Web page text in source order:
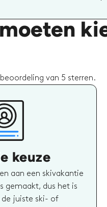
van 5 sterren.
keuze
aan een skivakantie
gemaakt, dus het is
de juiste ski- of